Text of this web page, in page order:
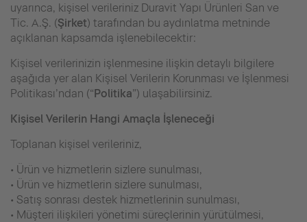
uyarınca, kişisel verileriniz Duravit Yapı Ürünleri San ve
Tic. A.Ş. (Şirket) tarafından bu aydınlatma metninde
açıklanan kapsamda işlenebilecektir:
Kişisel verilerinizin işlenmesine ilişkin detaylı bilgilere
aşağıda yer alan Kişisel Verilerin Korunması ve İşlenmesi
Politikası’ndan (“Politika”) ulaşabilirsiniz.
Kişisel Verilerin Hangi Amaçla İşleneceği
Toplanan kişisel verileriniz,
• Ürün ve hizmetlerin sizlere sunulması,
• Ürün ve hizmetlerin sizlere sunulması,
• Satış sonrası destek hizmetlerinin sunulması,
• Müşteri ilişkileri yönetimi süreçlerinin yürütülmesi,